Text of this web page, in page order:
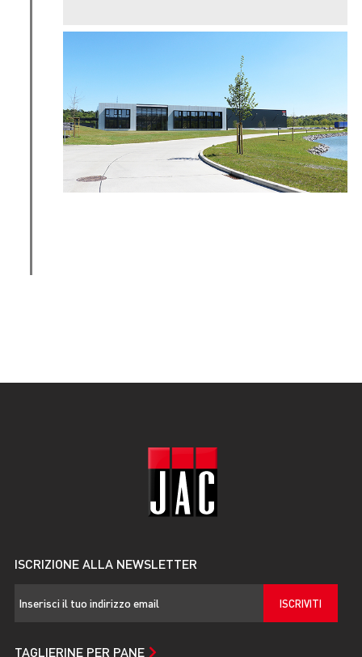
ISCRIZIONE ALLA NEWSLETTER
ISCRIVITI
TAGLIERINE PER PANE